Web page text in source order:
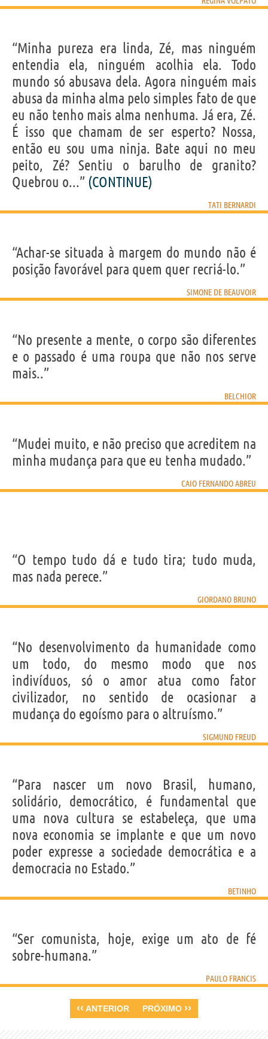
“Minha pureza era linda, Zé, mas ninguém
entendia ela, ninguém acolhia ela. Todo
mundo só abusava dela. Agora ninguém mais
abusa da minha alma pelo simples fato de que
eu não tenho mais alma nenhuma. Já era, Zé.
É isso que chamam de ser esperto? Nossa,
então eu sou uma ninja. Bate aqui no meu
peito, Zé? Sentiu o barulho de granito?
Quebrou o...” (CONTINUE)
TATI BERNARDI
“Achar-se situada à margem do mundo não é
posição favorável para quem quer recriá-lo.”
SIMONE DE BEAUVOIR
“No presente a mente, o corpo são diferentes
e o passado é uma roupa que não nos serve
mais..”
BELCHIOR
“Mudei muito, e não preciso que acreditem na
minha mudança para que eu tenha mudado.”
CAIO FERNANDO ABREU
“O tempo tudo dá e tudo tira; tudo muda,
mas nada perece.”
GIORDANO BRUNO
“No desenvolvimento da humanidade como
um todo, do mesmo modo que nos
indivíduos, só o amor atua como fator
civilizador, no sentido de ocasionar a
mudança do egoísmo para o altruísmo.”
SIGMUND FREUD
“Para nascer um novo Brasil, humano,
solidário, democrático, é fundamental que
uma nova cultura se estabeleça, que uma
nova economia se implante e que um novo
poder expresse a sociedade democrática e a
democracia no Estado.”
BETINHO
“Ser comunista, hoje, exige um ato de fé
sobre-humana.”
PAULO FRANCIS
‹‹ ANTERIOR PRÓXIMO ››